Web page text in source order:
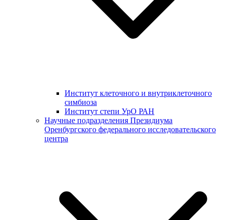
Институт клеточного и внутриклеточного
симбиоза
Институт степи УрО РАН
Научные подразделения Президиума
Оренбургского федерального исследовательского
центра